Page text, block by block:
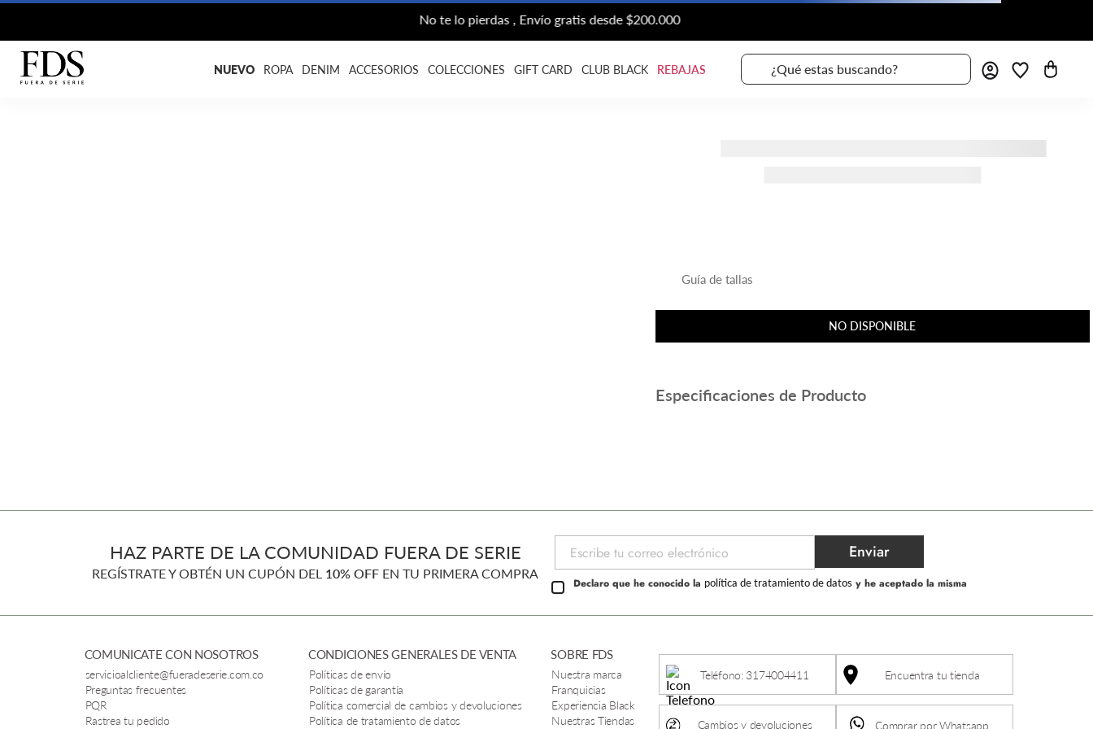
No te lo pierdas , Envío gratis desde $200.000
¿Qué estas buscando?
NUEVO ROPA DENIM ACCESORIOS COLECCIONES GIFT CARD CLUB BLACK REBAJAS
Guía de tallas
NO DISPONIBLE
Especificaciones de Producto
HAZ PARTE DE LA COMUNIDAD FUERA DE SERIE
REGÍSTRATE Y OBTÉN UN CUPÓN DEL 10% OFF EN TU PRIMERA COMPRA
Enviar
Declaro que he conocido lapolítica de tratamiento de datos y he aceptado la misma
COMUNICATE CON NOSOTROS
servicioalcliente@fueradeserie.com.co
Preguntas frecuentes
PQR
Rastrea tu pedido
CONDICIONES GENERALES DE VENTA
Políticas de envío
Políticas de garantía
Política comercial de cambios y devoluciones
Política de tratamiento de datos
SOBRE FDS
Nuestra marca
Franquicias
Experiencia Black
Nuestras Tiendas
Teléfono: 3174004411
Cambios y devoluciones
Encuentra tu tienda
Comprar por Whatsapp